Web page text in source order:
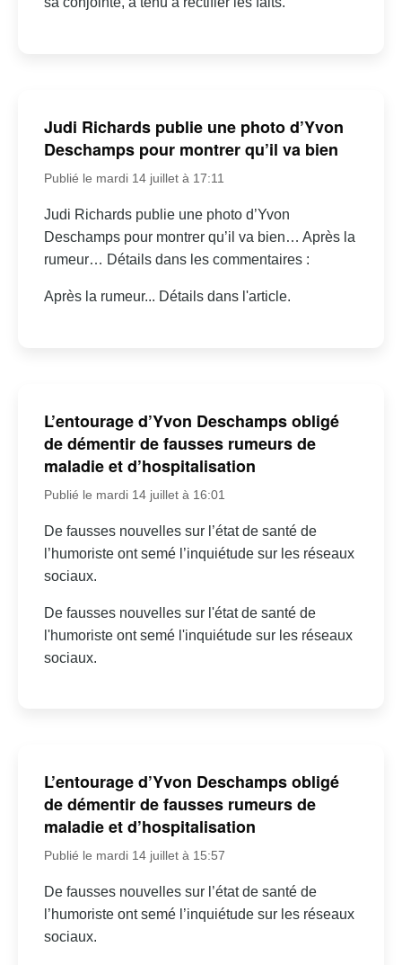
Judi Richards publie une photo d’Yvon
Deschamps pour montrer qu’il va bien
Publié le mardi 14 juillet à 17:11
Judi Richards publie une photo d’Yvon
Deschamps pour montrer qu’il va bien… Après la
rumeur… Détails dans les commentaires :
Après la rumeur... Détails dans l'article.
L’entourage d’Yvon Deschamps obligé
de démentir de fausses rumeurs de
maladie et d’hospitalisation
Publié le mardi 14 juillet à 16:01
De fausses nouvelles sur l’état de santé de
l’humoriste ont semé l’inquiétude sur les réseaux
sociaux.
De fausses nouvelles sur l'état de santé de
l'humoriste ont semé l'inquiétude sur les réseaux
sociaux.
L’entourage d’Yvon Deschamps obligé
de démentir de fausses rumeurs de
maladie et d’hospitalisation
Publié le mardi 14 juillet à 15:57
De fausses nouvelles sur l’état de santé de
l’humoriste ont semé l’inquiétude sur les réseaux
sociaux.